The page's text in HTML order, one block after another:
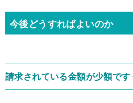
今後どうすればよいのか
請求されている金額が少額で